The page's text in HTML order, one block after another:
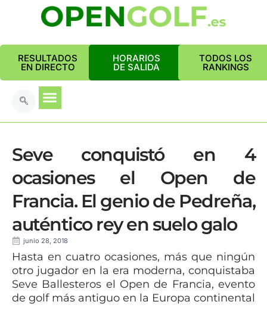
RESULTADOS
EN DIRECTO
HORARIOS
DE SALIDA
TODOS LOS
RANKINGS
Seve conquistó en 4
ocasiones el Open de
Francia. El genio de Pedreña,
auténtico rey en suelo galo
junio 28, 2018
Hasta en cuatro ocasiones, más que ningún
otro jugador en la era moderna, conquistaba
Seve Ballesteros el Open de Francia, evento
de golf más antiguo en la Europa continental